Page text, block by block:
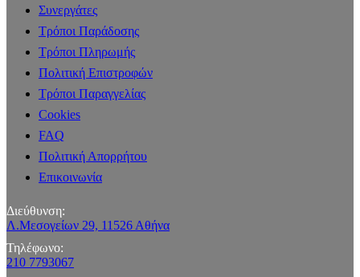
Συνεργάτες
Τρόποι Παράδοσης
Τρόποι Πληρωμής
Πολιτική Επιστροφών
Τρόποι Παραγγελίας
Cookies
FAQ
Πολιτική Απορρήτου
Επικοινωνία
Διεύθυνση:
Λ.Μεσογείων 29, 11526 Αθήνα
Τηλέφωνο:
210 7793067